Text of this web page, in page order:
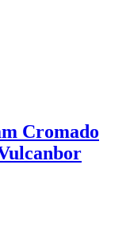
Cromado